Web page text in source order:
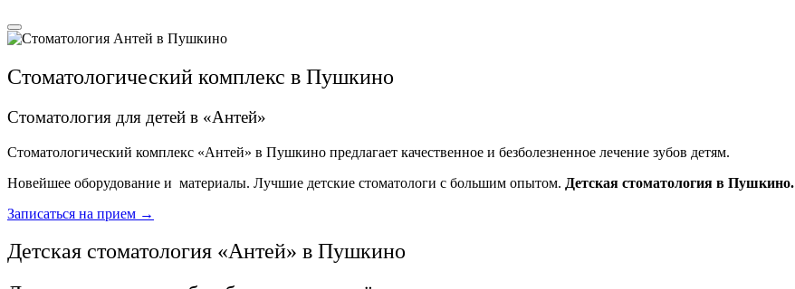
Стоматологический комплекс в Пушкино
Стоматология для детей в «Антей»
Стоматологический комплекс «Антей» в Пушкино предлагает качественное и безболезненное лечение зубов детям.
Новейшее оборудование и материалы. Лучшие детские стоматологи с большим опытом. Детская стоматология в Пушкино.
Записаться на прием →
Детская стоматология «Антей» в Пушкино